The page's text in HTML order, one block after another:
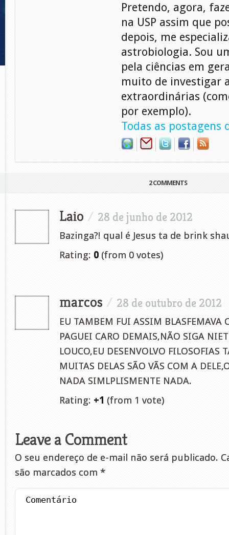
Pretendo, agora,
na USP assim que
depois, me
astrobiologia. Sou
pela ciências em
muito de investigar
extraordinárias
por exemplo).
Todas as postagens
2 COMMENTS
Laio / 28 de junho de 2012
Bazinga?! qual é Jesus ta de brink
Rating: 0 (from 0 votes)
marcos / 28 de outubro de 2012
EU TAMBEM FUI ASSIM BLASFEMAVA
PAGUEI CARO DEMAIS,NÃO SIGA
LOUCO,EU DESENVOLVO FILOSOFIAS
MUITAS DELAS SÃO VÃS COM A
NADA SIMLPLISMENTE NADA.
Rating: +1 (from 1 vote)
Leave a Comment
O seu endereço de e-mail não será publicado.
são marcados com *